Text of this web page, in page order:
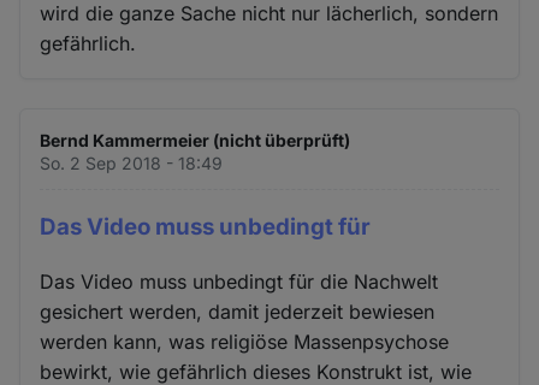
wird die ganze Sache nicht nur lächerlich, sondern
gefährlich.
Bernd Kammermeier (nicht überprüft)
So. 2 Sep 2018 - 18:49
Das Video muss unbedingt für
Das Video muss unbedingt für die Nachwelt
gesichert werden, damit jederzeit bewiesen
werden kann, was religiöse Massenpsychose
bewirkt, wie gefährlich dieses Konstrukt ist, wie